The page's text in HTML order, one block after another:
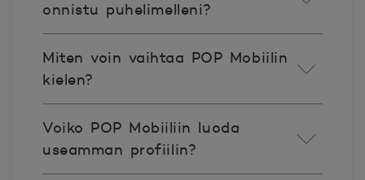
onnistu puhelimelleni?
Miten voin vaihtaa POP Mobiilin
kielen?
Voiko POP Mobiiliin luoda
useamman profiilin?